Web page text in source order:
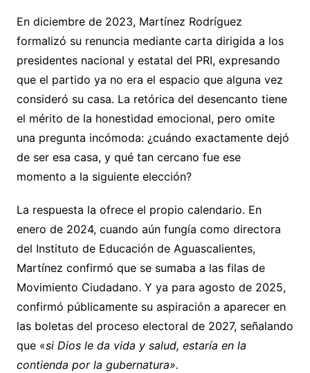
En diciembre de 2023, Martínez Rodríguez
formalizó su renuncia mediante carta dirigida a los
presidentes nacional y estatal del PRI, expresando
que el partido ya no era el espacio que alguna vez
consideró su casa. La retórica del desencanto tiene
el mérito de la honestidad emocional, pero omite
una pregunta incómoda: ¿cuándo exactamente dejó
de ser esa casa, y qué tan cercano fue ese
momento a la siguiente elección?
La respuesta la ofrece el propio calendario. En
enero de 2024, cuando aún fungía como directora
del Instituto de Educación de Aguascalientes,
Martínez confirmó que se sumaba a las filas de
Movimiento Ciudadano. Y ya para agosto de 2025,
confirmó públicamente su aspiración a aparecer en
las boletas del proceso electoral de 2027, señalando
que «si Dios le da vida y salud, estaría en la
contienda por la gubernatura».